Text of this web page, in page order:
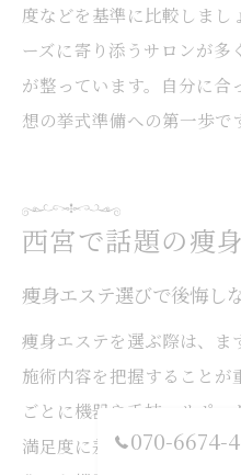
度などを基準に比較しまし
ーズに寄り添うサロンが
が整っています。自分に合
想の挙式準備への第一歩で
西宮で話題の痩
痩身エステ選びで後悔し
痩身エステを選ぶ際は、
施術内容を把握することが
ごとに機器や手技、サポ
満足度に差が生まれるか
070-6674-